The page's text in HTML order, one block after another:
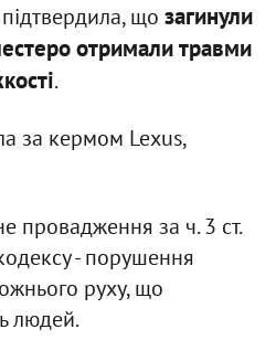
що загинули
отримали травми
.
за кермом Lexus,
провадження за ч. 3 ст.
- порушення
руху, що
людей.